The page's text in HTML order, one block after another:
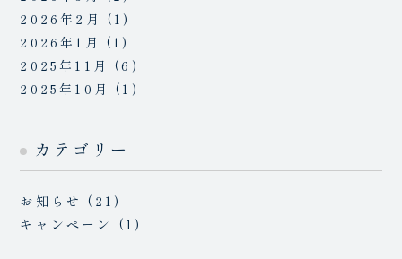
2026年2月 (1)
2026年1月 (1)
2025年11月 (6)
2025年10月 (1)
カテゴリー
お知らせ (21)
キャンペーン (1)